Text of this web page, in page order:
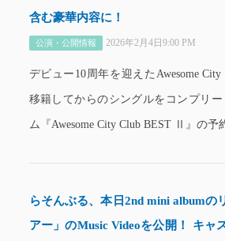
含む豪華内容に！
公演・公開情報 2026年2月4日9:00 PM
デビュー10周年を迎えたAwesome City
移籍してからのシングルをコンプリ
ム『Awesome City Club BEST Ⅱ』の予
らそんぶる、本日2nd mini albumの
アー」のMusic Videoを公開！ キャ